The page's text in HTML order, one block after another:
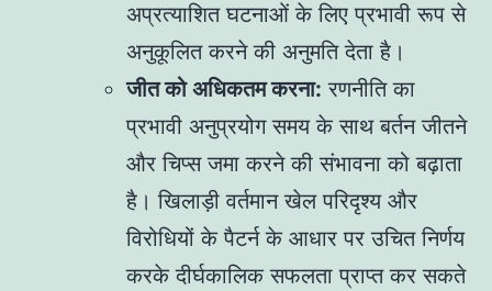
अप्रत्याशित घटनाओं के लिए प्रभावी रूप से
अनुकूलित करने की अनुमति देता है।
जीत को अधिकतम करना: रणनीति का
प्रभावी अनुप्रयोग समय के साथ बर्तन जीतने
और चिप्स जमा करने की संभावना को बढ़ाता
है। खिलाड़ी वर्तमान खेल परिदृश्य और
विरोधियों के पैटर्न के आधार पर उचित निर्णय
करके दीर्घकालिक सफलता प्राप्त कर सकते